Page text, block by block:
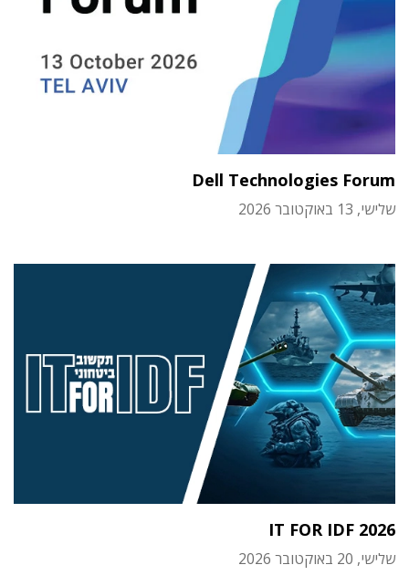
Dell Technologies Forum
שלישי, 13 באוקטובר 2026
IT FOR IDF 2026
שלישי, 20 באוקטובר 2026